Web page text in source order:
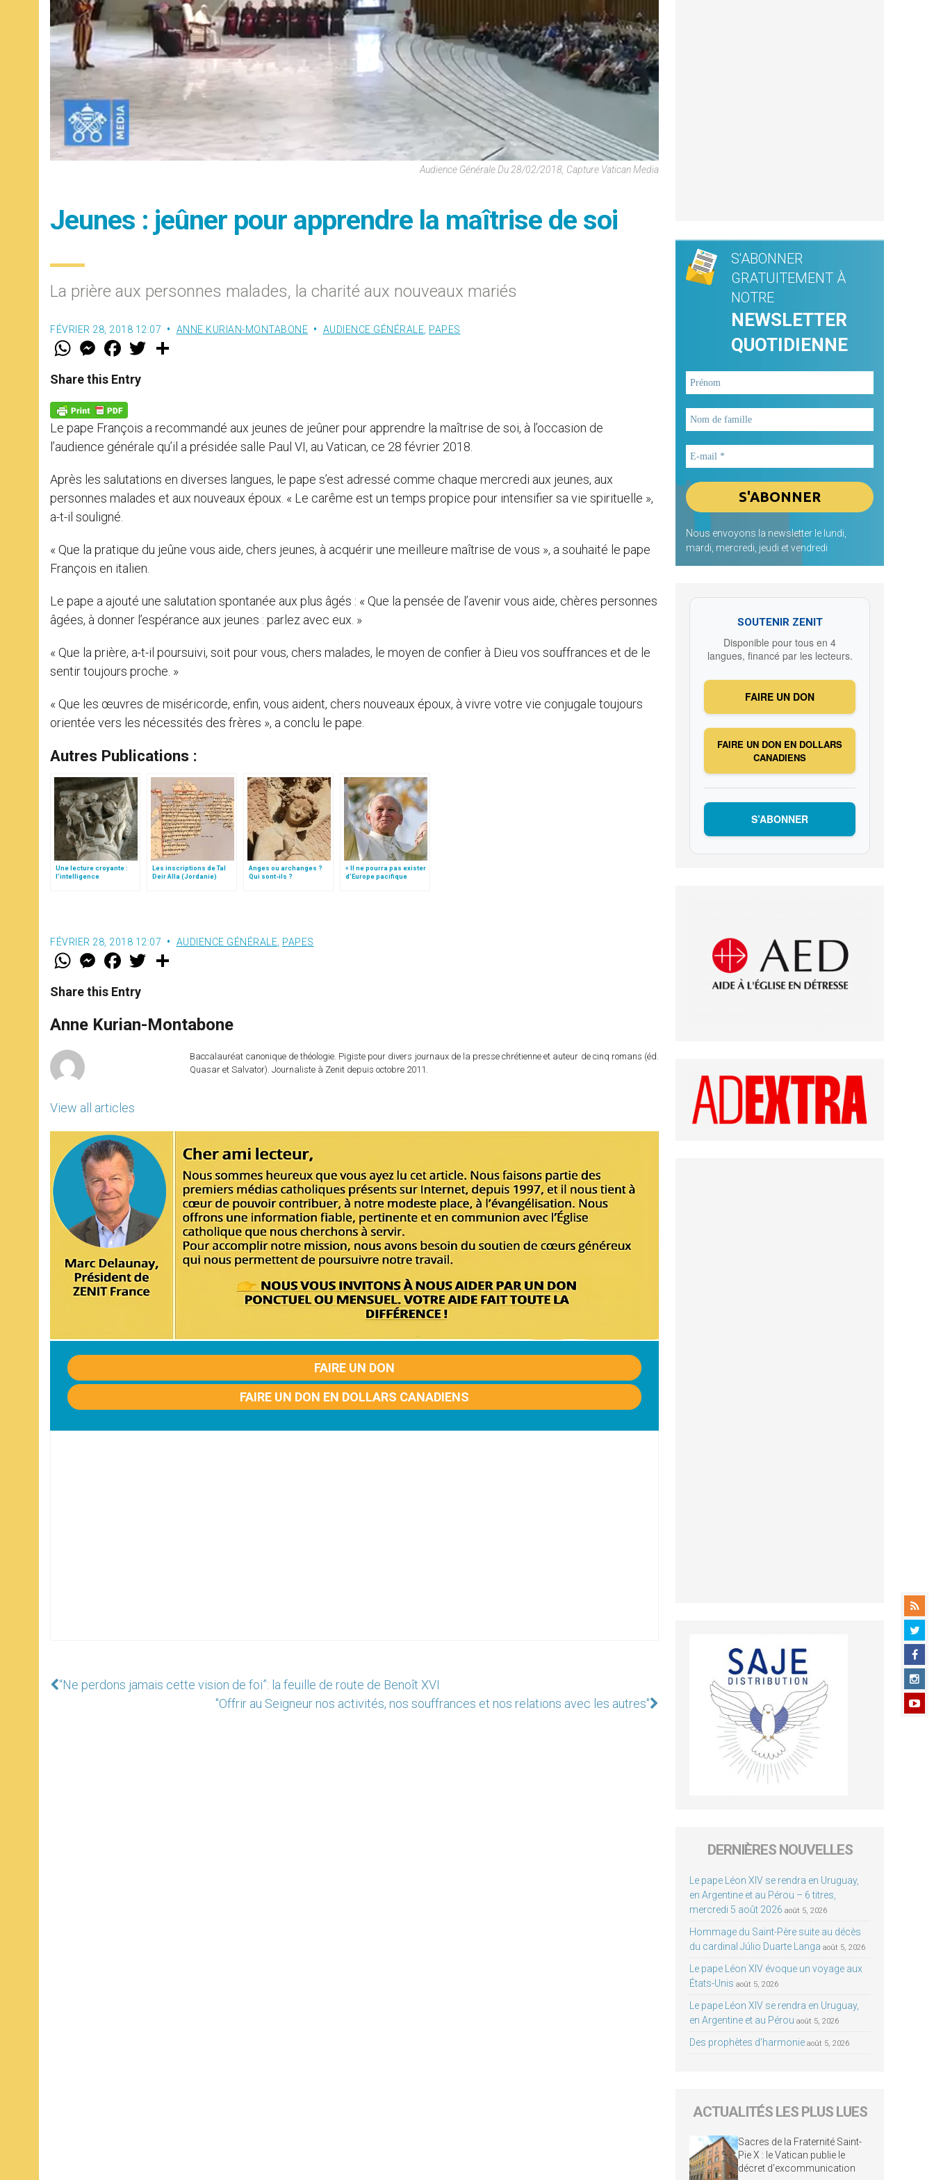
Audience Générale Du 28/02/2018, Capture Vatican Media
Jeunes : jeûner pour apprendre la maîtrise de soi
La prière aux personnes malades, la charité aux nouveaux mariés
FÉVRIER 28, 2018 12:07 ANNE KURIAN-MONTABONE AUDIENCE GÉNÉRALE PAPES
W
t
s
p
p
M
e
s
e
g
e
r
F
a
e
b
k
w
Share this Entry
Le pape François a recommandé aux jeunes de jeûner pour apprendre la maîtrise de soi, à l’occasion de
l’audience générale qu’il a présidée salle Paul VI, au Vatican, ce 28 février 2018.
Après les salutations en diverses langues, le pape s’est adressé comme chaque mercredi aux jeunes, aux
personnes malades et aux nouveaux époux. « Le carême est un temps propice pour intensifier sa vie spirituelle »,
a-t-il souligné.
« Que la pratique du jeûne vous aide, chers jeunes, à acquérir une meilleure maîtrise de vous », a souhaité le pape
François en italien.
Le pape a ajouté une salutation spontanée aux plus âgés : « Que la pensée de l’avenir vous aide, chères personnes
âgées, à donner l’espérance aux jeunes : parlez avec eux. »
« Que la prière, a-t-il poursuivi, soit pour vous, chers malades, le moyen de confier à Dieu vos souffrances et de le
sentir toujours proche. »
« Que les œuvres de miséricorde, enfin, vous aident, chers nouveaux époux, à vivre votre vie conjugale toujours
orientée vers les nécessités des frères », a conclu le pape.
Autres Publications :
Une lecture croyante :
l’intelligence
Les inscriptions de Tal
Deir Alla (Jordanie)
Anges ou archanges ?
Qui sont-ils ?
« Il ne pourra pas exister
d’Europe pacifique
FÉVRIER 28, 2018 12:07 AUDIENCE GÉNÉRALE PAPES
W
t
s
p
p
M
e
s
e
g
e
F
a
e
b
o
k
w
r
Share this Entry
Anne Kurian-Montabone
View all articles
Baccalauréat canonique de théologie. Pigiste pour divers journaux de la presse chrétienne et auteur de cinq romans (éd.
Quasar et Salvator). Journaliste à Zenit depuis octobre 2011.
FAIRE UN DON
FAIRE UN DON EN DOLLARS CANADIENS
“Ne perdons jamais cette vision de foi”: la feuille de route de Benoît XVI
"Offrir au Seigneur nos activités, nos souffrances et nos relations avec les autres"
S'ABONNER
GRATUITEMENT À
NOTRE
NEWSLETTER
QUOTIDIENNE
Nous envoyons la newsletter le lundi,
mardi, mercredi, jeudi et vendredi
SOUTENIR ZENIT
Disponible pour tous en 4
langues, financé par les lecteurs.
FAIRE UN DON
FAIRE UN DON EN DOLLARS
CANADIENS
S’ABONNER
DERNIÈRES NOUVELLES
Le pape Léon XIV se rendra en Uruguay,
en Argentine et au Pérou – 6 titres,
mercredi 5 août 2026 août 5, 2026
Hommage du Saint-Père suite au décès
du cardinal Júlio Duarte Langa août 5, 2026
Le pape Léon XIV évoque un voyage aux
États-Unis août 5, 2026
Le pape Léon XIV se rendra en Uruguay,
en Argentine et au Pérou août 5, 2026
Des prophètes d’harmonie août 5, 2026
ACTUALITÉS LES PLUS LUES
Sacres de la Fraternité Saint-
Pie X : le Vatican publie le
décret d’excommunication